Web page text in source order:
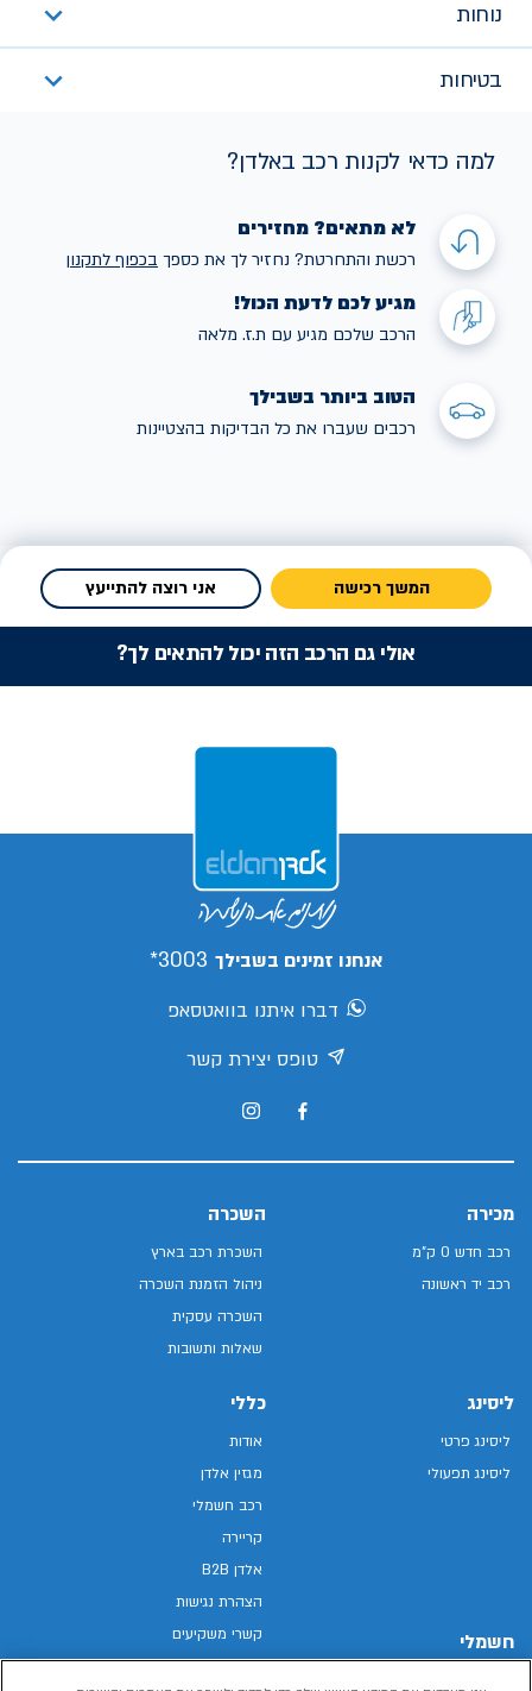
נוחות
בטיחות
למה כדאי לקנות רכב באלדן?
לא מתאים? מחזירים
רכשת והתחרטת? נחזיר לך את כספך בכפוף לתקנון
מגיע לכם לדעת הכול!
הרכב שלכם מגיע עם ת.ז. מלאה
הטוב ביותר בשבילך
רכבים שעברו את כל הבדיקות בהצטיינות
המשך רכישה אני רוצה להתייעץ
אולי גם הרכב הזה יכול להתאים לך?
אנחנו זמינים בשבילך 3003*
דברו איתנו בוואטסאפ
טופס יצירת קשר
מכירה
רכב חדש 0 ק"מ
רכב יד ראשונה
השכרה
השכרת רכב בארץ
ניהול הזמנת השכרה
השכרה עסקית
שאלות ותשובות
ליסינג
ליסינג פרטי
ליסינג תפעולי
חשמלי
כללי
אודות
מגזין אלדן
רכב חשמלי
קריירה
אלדן B2B
הצהרת נגישות
קשרי משקיעים
מפת האתר